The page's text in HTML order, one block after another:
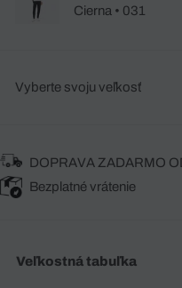
Cierna • 031
Vyberte svoju veľkosť
DOPRAVA ZADARMO
Bezplatné vrátenie
Veľkostná tabuľka